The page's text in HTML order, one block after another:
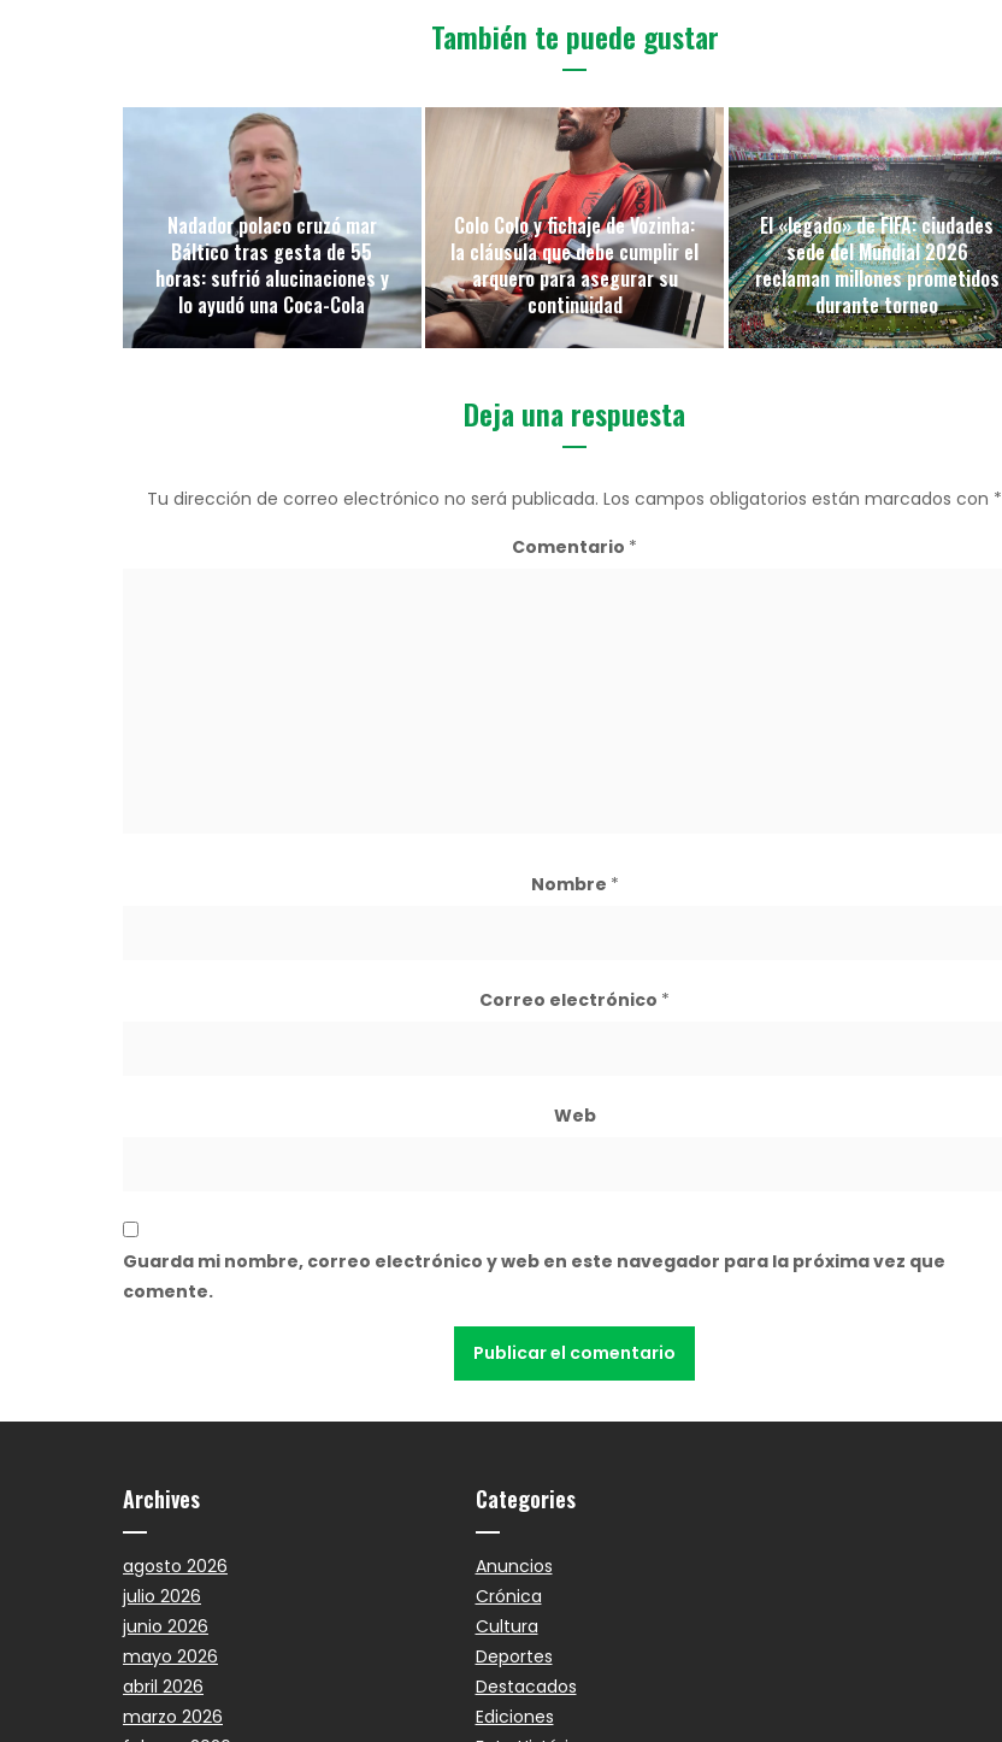
También te puede gustar
Nadador polaco cruzó mar
Báltico tras gesta de 55
horas: sufrió alucinaciones y
lo ayudó una Coca-Cola
Colo Colo y fichaje de Vozinha:
la cláusula que debe cumplir el
arquero para asegurar su
continuidad
El «legado» de FIFA: ciudades
sede del Mundial 2026
reclaman millones prometidos
durante torneo
Deja una respuesta
Tu dirección de correo electrónico no será publicada. Los campos obligatorios están marcados con *
Comentario *
Nombre *
Correo electrónico *
Web
Guarda mi nombre, correo electrónico y web en este navegador para la próxima vez que
comente.
Archives
agosto 2026
julio 2026
junio 2026
mayo 2026
abril 2026
marzo 2026
Categories
Anuncios
Crónica
Cultura
Deportes
Destacados
Ediciones